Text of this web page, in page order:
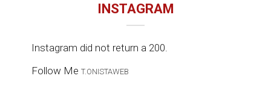
INSTAGRAM
Instagram did not return a 200.
Follow Me T.ONISTAWEB